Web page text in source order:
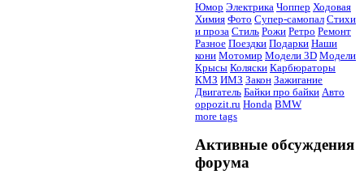
Юмор Электрика Чоппер Ходовая
Химия Фото Супер-самопал Стихи
и проза Стиль Рожи Ретро Ремонт
Разное Поездки Подарки Наши
кони Мотомир Модели 3D Модели
Крысы Коляски Карбюраторы
КМЗ ИМЗ Закон Зажигание
Двигатель Байки про байки Авто
oppozit.ru Honda BMW
more tags
Активные обсуждения
форума